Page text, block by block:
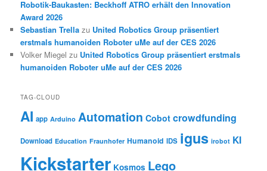
Robotik-Baukasten: Beckhoff ATRO erhält den Innovation
Award 2026
Sebastian Trella zu United Robotics Group präsentiert
erstmals humanoiden Roboter uMe auf der CES 2026
Volker Miegel zu United Robotics Group präsentiert erstmals
humanoiden Roboter uMe auf der CES 2026
TAG-CLOUD
AI app Arduino Automation Cobot crowdfunding
Download Education Fraunhofer Humanoid IDS igus irobot KI
Kickstarter Kosmos Lego